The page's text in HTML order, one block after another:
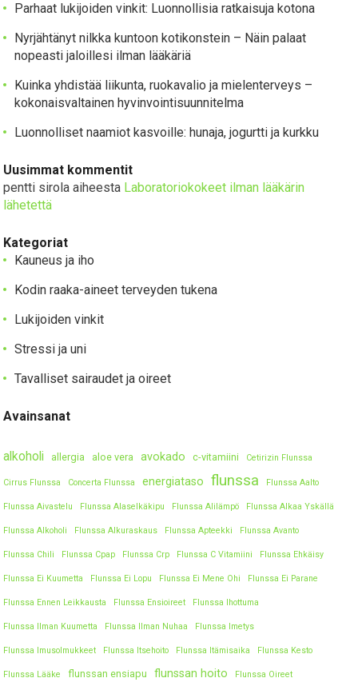
Parhaat lukijoiden vinkit: Luonnollisia ratkaisuja kotona
Nyrjähtänyt nilkka kuntoon kotikonstein – Näin palaat
nopeasti jaloillesi ilman lääkäriä
Kuinka yhdistää liikunta, ruokavalio ja mielenterveys –
kokonaisvaltainen hyvinvointisuunnitelma
Luonnolliset naamiot kasvoille: hunaja, jogurtti ja kurkku
Uusimmat kommentit
pentti sirola aiheesta Laboratoriokokeet ilman lääkärin
lähetettä
Kategoriat
Kauneus ja iho
Kodin raaka-aineet terveyden tukena
Lukijoiden vinkit
Stressi ja uni
Tavalliset sairaudet ja oireet
Avainsanat
alkoholi allergia aloe vera avokado c-vitamiini Cetirizin Flunssa
Cirrus Flunssa Concerta Flunssa energiataso flunssa Flunssa Aalto
Flunssa Aivastelu Flunssa Alaselkäkipu Flunssa Alilämpö Flunssa Alkaa Yskällä
Flunssa Alkoholi Flunssa Alkuraskaus Flunssa Apteekki Flunssa Avanto
Flunssa Chili Flunssa Cpap Flunssa Crp Flunssa C Vitamiini Flunssa Ehkäisy
Flunssa Ei Kuumetta Flunssa Ei Lopu Flunssa Ei Mene Ohi Flunssa Ei Parane
Flunssa Ennen Leikkausta Flunssa Ensioireet Flunssa Ihottuma
Flunssa Ilman Kuumetta Flunssa Ilman Nuhaa Flunssa Imetys
Flunssa Imusolmukkeet Flunssa Itsehoito Flunssa Itämisaika Flunssa Kesto
Flunssa Lääke flunssan ensiapu flunssan hoito Flunssa Oireet